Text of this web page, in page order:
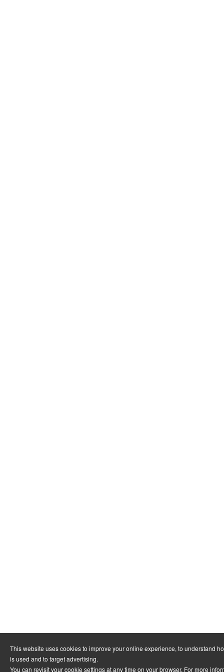
This website uses cookies to improve your online experience, to understand
is used and to target advertising.
You can revisit your cookie settings at any time on your browser. For more